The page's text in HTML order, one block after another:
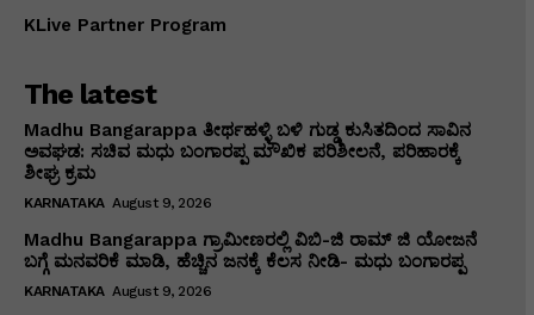
KLive Partner Program
The latest
Madhu Bangarappa ತೀರ್ಥಹಳ್ಳಿ ಬಳಿ ಗುಡ್ಡ ಕುಸಿತದಿಂದ ಸಾವಿನ
ಅವಘಡ: ಸಚಿವ ಮಧು ಬಂಗಾರಪ್ಪ ಮೌಖಿಕ ಪರಿಶೀಲನೆ, ಪರಿಹಾರಕ್ಕೆ
ಶೀಘ್ರ ಕ್ರಮ
KARNATAKA August 9, 2026
Madhu Bangarappa ಗ್ರಾಮೀಣರಲ್ಲಿ ವಿಬಿ-ಜಿ ರಾಮ್ ಜಿ ಯೋಜನೆ
ಬಗ್ಗೆ ಮನವರಿಕೆ ಮಾಡಿ, ಹೆಚ್ಚಿನ ಜನಕ್ಕೆ ಕೆಲಸ ನೀಡಿ- ಮಧು ಬಂಗಾರಪ್ಪ
KARNATAKA August 9, 2026